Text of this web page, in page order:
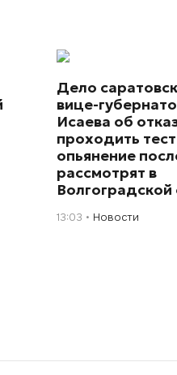
Дело
вице-
Исаева об
проходить
опьянение
рассмотрят в
Волгоградской
13:03 Новости